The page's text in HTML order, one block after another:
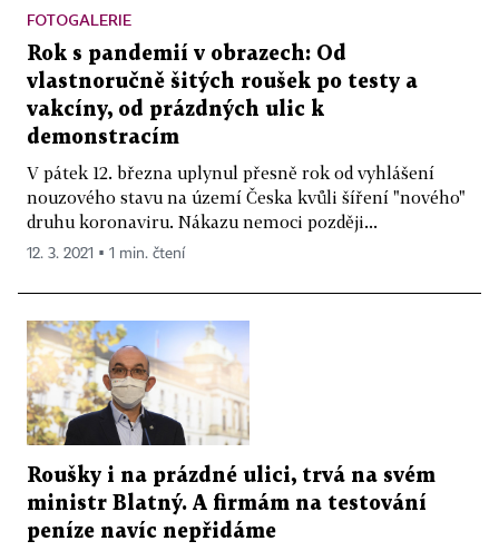
FOTOGALERIE
Rok s pandemií v obrazech: Od
vlastnoručně šitých roušek po testy a
vakcíny, od prázdných ulic k
demonstracím
V pátek 12. března uplynul přesně rok od vyhlášení
nouzového stavu na území Česka kvůli šíření "nového"
druhu koronaviru. Nákazu nemoci později...
12. 3. 2021 ▪ 1 min. čtení
Roušky i na prázdné ulici, trvá na svém
ministr Blatný. A firmám na testování
peníze navíc nepřidáme